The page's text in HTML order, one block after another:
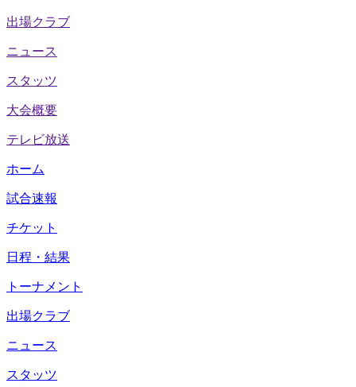
出場クラブ
ニュース
スタッツ
大会概要
テレビ放送
ホーム
試合速報
チケット
日程・結果
トーナメント
出場クラブ
ニュース
スタッツ